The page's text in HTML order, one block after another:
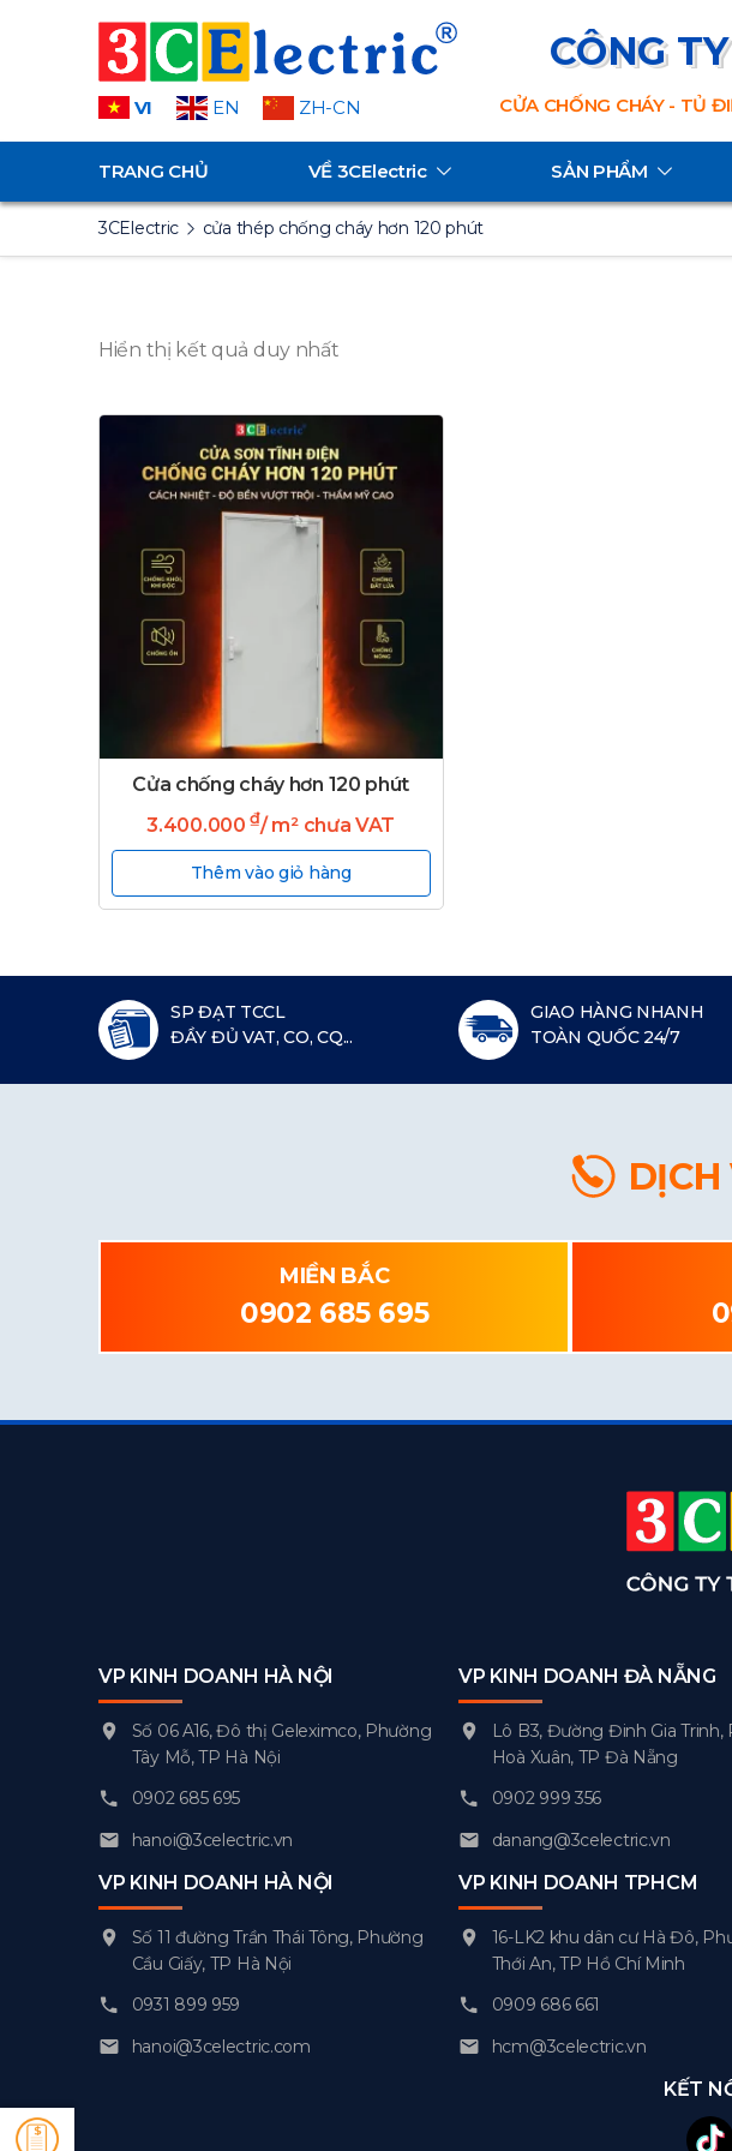
VI EN ZH-CN
CÔNG
CỬA CHỐNG CHÁY - TỦ
TRANG CHỦ VỀ 3CElectric SẢN PHẨM
3CElectric cửa thép chống cháy hơn 120 phút
Hiển thị kết quả duy nhất
Cửa chống cháy hơn 120 phút
3.400.000₫/ m² chưa VAT
Thêm vào giỏ hàng
SP ĐẠT TCCL
ĐẦY ĐỦ VAT, CO, CQ...
GIAO HÀNG NHANH
TOÀN QUỐC 24/7
MIỀN BẮC
0902 685 695
VP KINH DOANH HÀ NỘI
Số 06 A16, Đô thị Geleximco, Phường
Tây Mỗ, TP Hà Nội
0902 685 695
hanoi@3celectric.vn
VP KINH DOANH HÀ NỘI
Số 11 đường Trần Thái Tông, Phường
Cầu Giấy, TP Hà Nội
0931 899 959
hanoi@3celectric.com
VP KINH DOANH ĐÀ NẴNG
Lô B3, Đường Đinh Gia Trinh,
Hoà Xuân, TP Đà Nẵng
0902 999 356
danang@3celectric.vn
VP KINH DOANH TPHCM
16-LK2 khu dân cư Hà Đô,
Thới An, TP Hồ Chí Minh
0909 686 661
hcm@3celectric.vn
KẾT